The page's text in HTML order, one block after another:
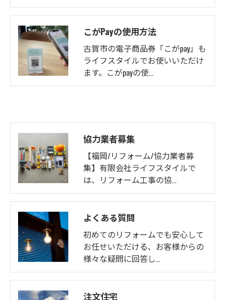
こがPayの使用方法
古賀市の電子商品券「こがpay」も
ライフスタイルでお使いいただけ
ます。こがpayの使…
協力業者募集
【福岡/リフォーム/協力業者募
集】有限会社ライフスタイルで
は、リフォーム工事の協…
よくある質問
初めてのリフォームでも安心して
お任せいただける、お客様からの
様々な疑問に回答し…
注文住宅